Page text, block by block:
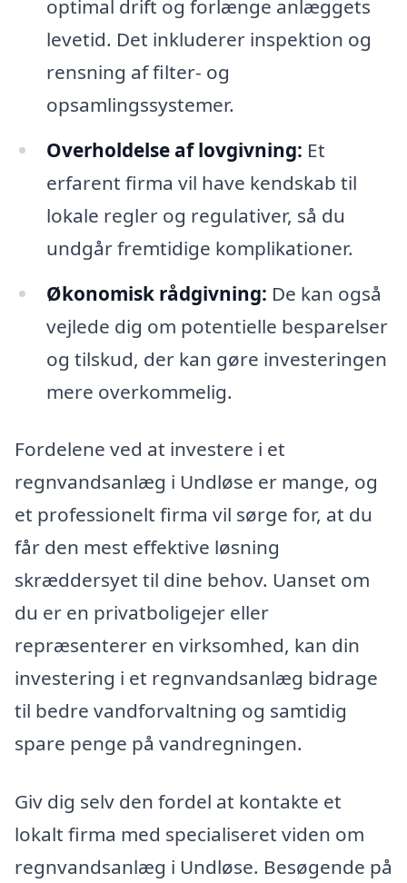
optimal drift og forlænge anlæggets
levetid. Det inkluderer inspektion og
rensning af filter- og
opsamlingssystemer.
Overholdelse af lovgivning: Et
erfarent firma vil have kendskab til
lokale regler og regulativer, så du
undgår fremtidige komplikationer.
Økonomisk rådgivning: De kan også
vejlede dig om potentielle besparelser
og tilskud, der kan gøre investeringen
mere overkommelig.
Fordelene ved at investere i et
regnvandsanlæg i Undløse er mange, og
et professionelt firma vil sørge for, at du
får den mest effektive løsning
skræddersyet til dine behov. Uanset om
du er en privatboligejer eller
repræsenterer en virksomhed, kan din
investering i et regnvandsanlæg bidrage
til bedre vandforvaltning og samtidig
spare penge på vandregningen.
Giv dig selv den fordel at kontakte et
lokalt firma med specialiseret viden om
regnvandsanlæg i Undløse. Besøgende på